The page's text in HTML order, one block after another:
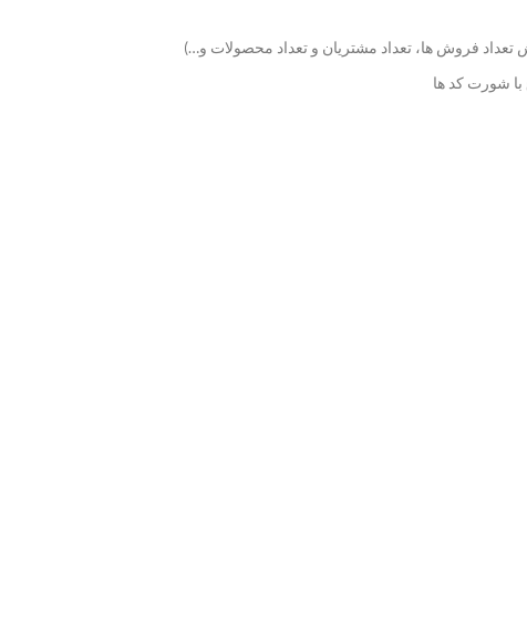
فروش ها، تعداد مشتریان و تعداد محصولات و…)
با شورت کد ها